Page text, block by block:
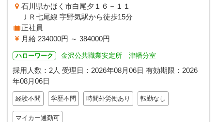
石川県かほく市白尾夕１６－１１
ＪＲ七尾線 宇野気駅から徒歩15分
正社員
月給 234000円 ～ 384000円
ハローワーク 金沢公共職業安定所 津幡分室
採用人数：2人 受理日： 2026年08月06日 有効期限： 2026
年08月06日
経験不問 学歴不問 時間外労働あり 転勤なし
マイカー通勤可